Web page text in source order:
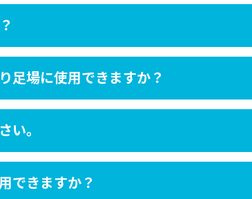
足場に使用できますか？
い。
できますか？